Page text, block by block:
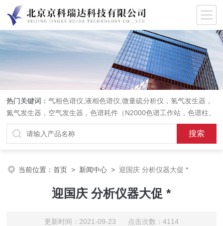
热门关键词：气相色谱仪,液相色谱仪,微量硫分析仪，氢气发生器，
氮气发生器，空气发生器，色谱耗件（N2000色谱工作站，色谱柱、
阀件、进样器、色谱担体），顶空进样器，热解析仪，紫外分光光度
计，原子吸收分光光度计，傅立叶红外光谱仪，分析天平等常规实验
当前位置：首页 > 新闻中心 >迎国庆 分析仪器大促 *
迎国庆 分析仪器大促 *
更新时间：2021-09-23 点击次数：4114